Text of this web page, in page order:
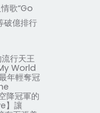
歌“Go
破億排行
行天王
World
年輕奪冠
降冠軍的
】讓